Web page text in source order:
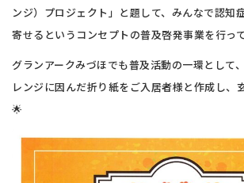
ンジ）プロジェクト」と題して、みんなで認知
寄せるというコンセプトの普及啓発事業を行って
グランアークみづほでも普及活動の一環として
レンジに因んだ折り紙をご入居者様と作成し、
🌟